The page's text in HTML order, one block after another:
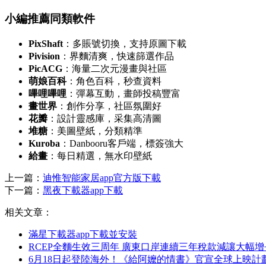
小編推薦同類軟件
PixShaft ：多賬號切換，支持原圖下載
Pivision ：界麵清爽，快速篩選作品
PicACG ：海量二次元漫畫與社區
萌娘百科：角色百科，秒查資料
嗶哩嗶哩 ：彈幕互動，畫師投稿豐富
畫世界 ：創作分享，社區氛圍好
花瓣 ：設計靈感庫，采集高清圖
堆糖 ：美圖壁紙，分類精準
Kuroba ：Danbooru客戶端，標簽強大
給畫 ：每日精選，無水印壁紙
上一篇： 迪惟智能家居app官方版下載
下一篇： 黑夜下載器app下載
相关文章：
滿星下載器app下載並安裝
RCEP全麵生效三周年 廣東口岸連續三年稅款減讓大幅增
6月18日起登陸海外！《給阿嬤的情書》官宣全球上映計